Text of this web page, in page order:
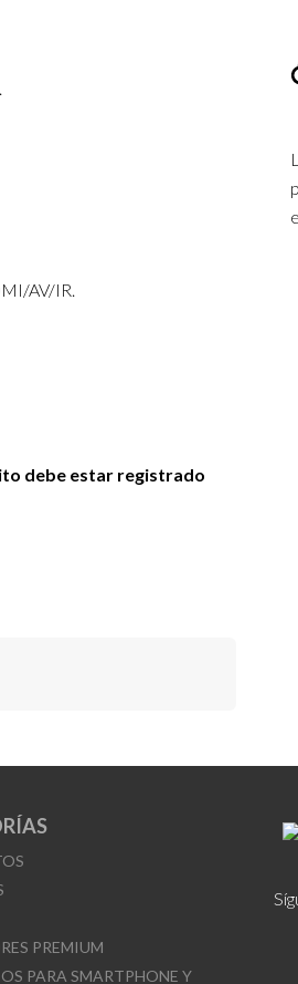
AV/IR.
debe estar registrado
PREMIUM
PARA SMARTPHONE Y